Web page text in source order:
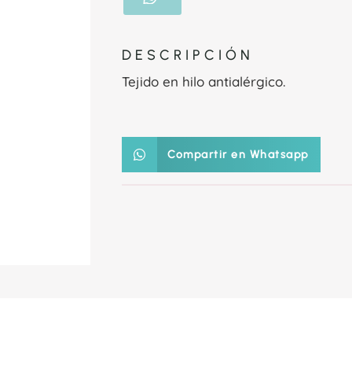
DESCRIPCIÓN
Tejido en hilo antialérgico.
Compartir en Whatsapp